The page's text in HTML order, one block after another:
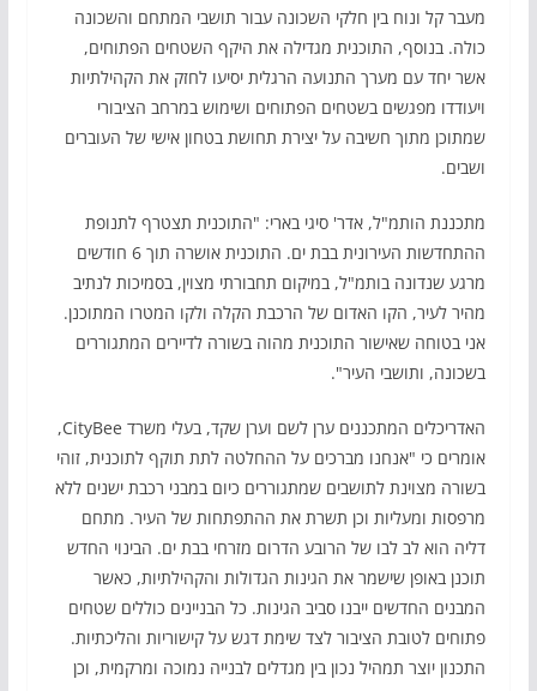
מעבר קל ונוח בין חלקי השכונה עבור תושבי המתחם והשכונה
כולה. בנוסף, התוכנית מגדילה את היקף השטחים הפתוחים,
אשר יחד עם מערך התנועה הרגלית יסיעו לחזק את הקהילתיות
ויעודדו מפגשים בשטחים הפתוחים ושימוש במרחב הציבורי
שמתוכן מתוך חשיבה על יצירת תחושת בטחון אישי של העוברים
ושבים.
מתכננת הותמ"ל, אדר' סיגי בארי: "התוכנית תצטרף לתנופת
ההתחדשות העירונית בבת ים. התוכנית אושרה תוך 6 חודשים
מרגע שנדונה בותמ"ל, במיקום תחבורתי מצוין, בסמיכות לנתיב
מהיר לעיר, הקו האדום של הרכבת הקלה ולקו המטרו המתוכנן.
אני בטוחה שאישור התוכנית מהוה בשורה לדיירים המתגוררים
בשכונה, ותושבי העיר".
האדריכלים המתכננים ערן לשם וערן שקד, בעלי משרד CityBee,
אומרים כי "אנחנו מברכים על ההחלטה לתת תוקף לתוכנית, זוהי
בשורה מצוינת לתושבים שמתגוררים כיום במבני רכבת ישנים ללא
מרפסות ומעליות וכן תשרת את ההתפתחות של העיר. מתחם
דליה הוא לב לבו של הרובע הדרום מזרחי בבת ים. הבינוי החדש
תוכנן באופן שישמר את הגינות הגדולות והקהילתיות, כאשר
המבנים החדשים ייבנו סביב הגינות. כל הבניינים כוללים שטחים
פתוחים לטובת הציבור לצד שימת דגש על קישוריות והליכתיות.
התכנון יוצר תמהיל נכון בין מגדלים לבנייה נמוכה ומרקמית, וכן